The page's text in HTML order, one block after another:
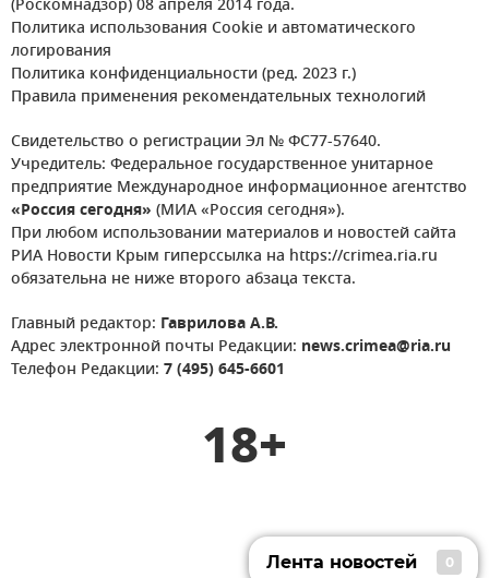
(Роскомнадзор) 08 апреля 2014 года.
Политика использования Cookie и автоматического
логирования
Политика конфиденциальности (ред. 2023 г.)
Правила применения рекомендательных технологий
Свидетельство о регистрации Эл № ФС77-57640.
Учредитель: Федеральное государственное унитарное
предприятие Международное информационное агентство
«Россия сегодня» (МИА «Россия сегодня»).
При любом использовании материалов и новостей сайта
РИА Новости Крым гиперссылка на https://crimea.ria.ru
обязательна не ниже второго абзаца текста.
Главный редактор: Гаврилова А.В.
Адрес электронной почты Редакции: news.crimea@ria.ru
Телефон Редакции: 7 (495) 645-6601
18+
Лента новостей 0